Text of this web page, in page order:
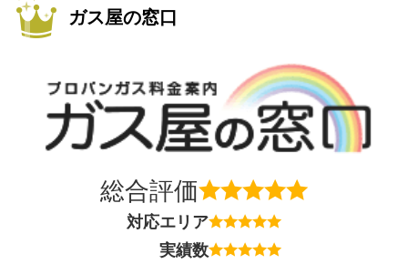
ガス屋の窓口
総合評価
対応エリア
実績数